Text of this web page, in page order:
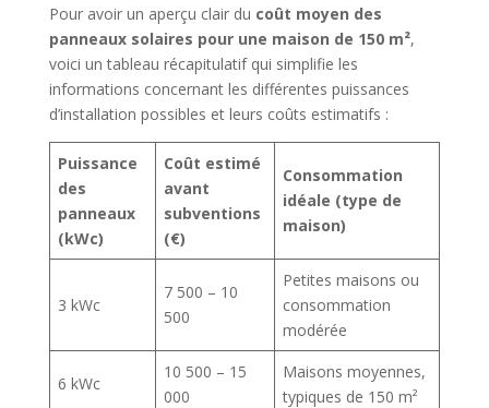
Pour avoir un aperçu clair du coût moyen des
panneaux solaires pour une maison de 150 m²,
voici un tableau récapitulatif qui simplifie les
informations concernant les différentes puissances
d’installation possibles et leurs coûts estimatifs :
Puissance
des
panneaux
(kWc)
Coût estimé
avant
subventions
(€)
Consommation
idéale (type de
maison)
3 kWc
7 500 – 10
500
Petites maisons ou
consommation
modérée
6 kWc
10 500 – 15
000
Maisons moyennes,
typiques de 150 m²